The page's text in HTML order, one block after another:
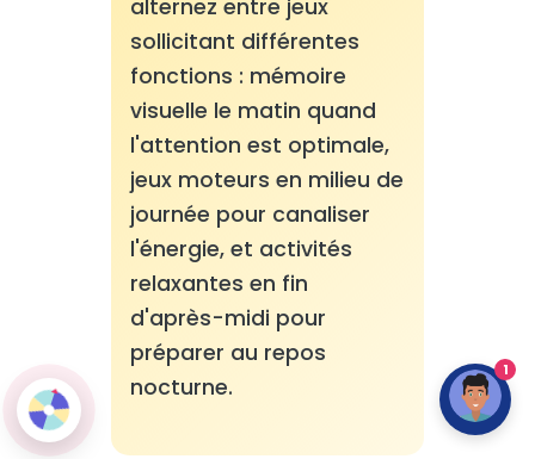
alternez entre jeux
sollicitant différentes
fonctions : mémoire
visuelle le matin quand
l'attention est optimale,
jeux moteurs en milieu de
journée pour canaliser
l'énergie, et activités
relaxantes en fin
d'après-midi pour
préparer au repos
nocturne.
1